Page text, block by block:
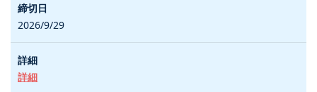
2026/9/29
詳細